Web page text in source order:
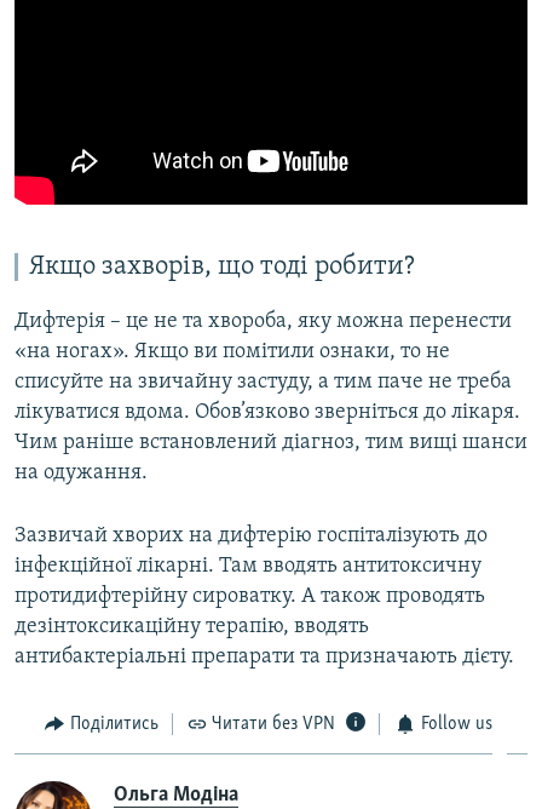
Якщо захворів, що тоді робити?
Дифтерія – це не та хвороба, яку можна перенести
«на ногах». Якщо ви помітили ознаки, то не
списуйте на звичайну застуду, а тим паче не треба
лікуватися вдома. Обов’язково зверніться до лікаря.
Чим раніше встановлений діагноз, тим вищі шанси
на одужання.
Зазвичай хворих на дифтерію госпіталізують до
інфекційної лікарні. Там вводять антитоксичну
протидифтерійну сироватку. А також проводять
дезінтоксикаційну терапію, вводять
антибактеріальні препарати та призначають дієту.
Поділитись Читати без VPN Follow us
Ольга Модіна